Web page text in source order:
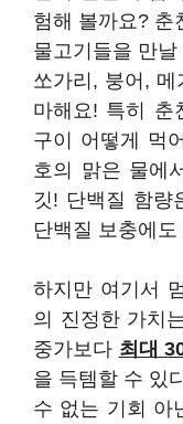
험해 볼까요? 춘
물고기들을 만
쏘가리, 붕어,
마해요! 특히 춘
구이 어떻게 먹
호의 맑은 물에
깃! 단백질 함량
단백질 보충에
하지만 여기서
의 진정한 가치
중가보다 최대
을 득템할 수 있
수 없는 기회 아